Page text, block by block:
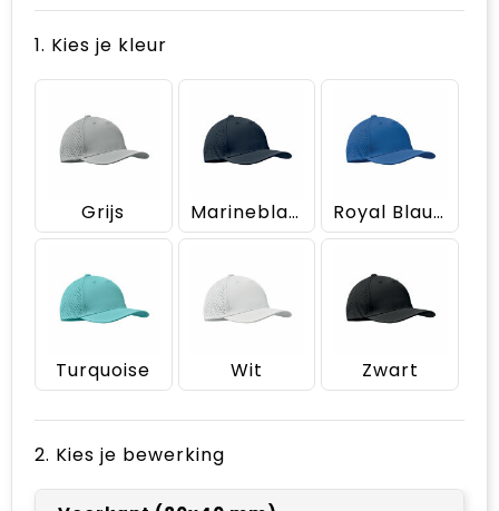
1. Kies je kleur
Grijs Marineblauw Royal Blauw
Turquoise Wit Zwart
2. Kies je bewerking